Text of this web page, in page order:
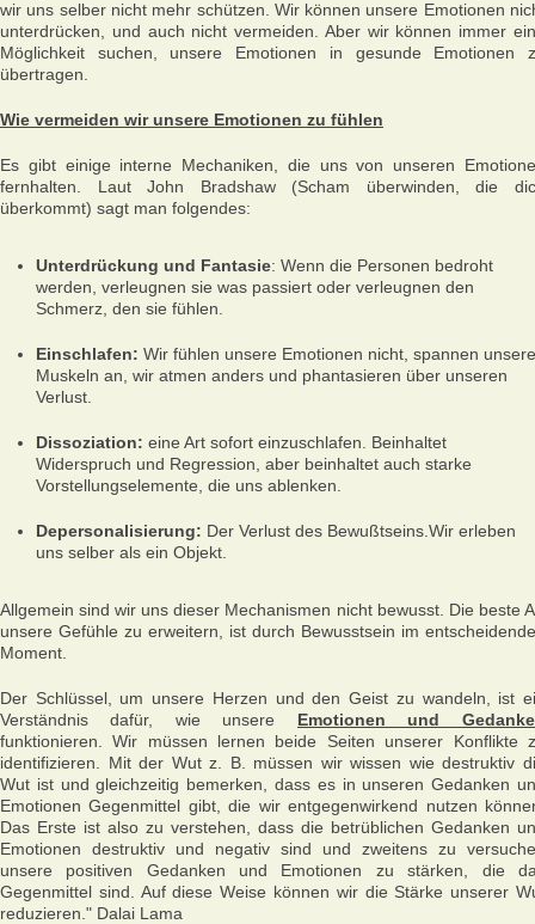
wir uns selber nicht mehr schützen. Wir können unsere Emotionen
unterdrücken, und auch nicht vermeiden. Aber wir können immer
Möglichkeit suchen, unsere Emotionen in gesunde Emotionen
übertragen.
Wie vermeiden wir unsere Emotionen zu fühlen
Es gibt einige interne Mechaniken, die uns von unseren
fernhalten. Laut John Bradshaw (Scham überwinden, die
überkommt) sagt man folgendes:
Unterdrückung und Fantasie: Wenn die Personen bedroht
werden, verleugnen sie was passiert oder verleugnen den
Schmerz, den sie fühlen.
Einschlafen: Wir fühlen unsere Emotionen nicht, spannen unsere
Muskeln an, wir atmen anders und phantasieren über unseren
Verlust.
Dissoziation: eine Art sofort einzuschlafen. Beinhaltet
Widerspruch und Regression, aber beinhaltet auch starke
Vorstellungselemente, die uns ablenken.
Depersonalisierung: Der Verlust des Bewußtseins.Wir erleben
uns selber als ein Objekt.
Allgemein sind wir uns dieser Mechanismen nicht bewusst. Die beste
unsere Gefühle zu erweitern, ist durch Bewusstsein im
Moment.
Der Schlüssel, um unsere Herzen und den Geist zu wandeln, ist
Verständnis dafür, wie unsere Emotionen und
funktionieren. Wir müssen lernen beide Seiten unserer Konflikte
identifizieren. Mit der Wut z. B. müssen wir wissen wie destruktiv
Wut ist und gleichzeitig bemerken, dass es in unseren Gedanken
Emotionen Gegenmittel gibt, die wir entgegenwirkend nutzen
Das Erste ist also zu verstehen, dass die betrüblichen Gedanken
Emotionen destruktiv und negativ sind und zweitens zu
unsere positiven Gedanken und Emotionen zu stärken, die
Gegenmittel sind. Auf diese Weise können wir die Stärke unserer
reduzieren." Dalai Lama